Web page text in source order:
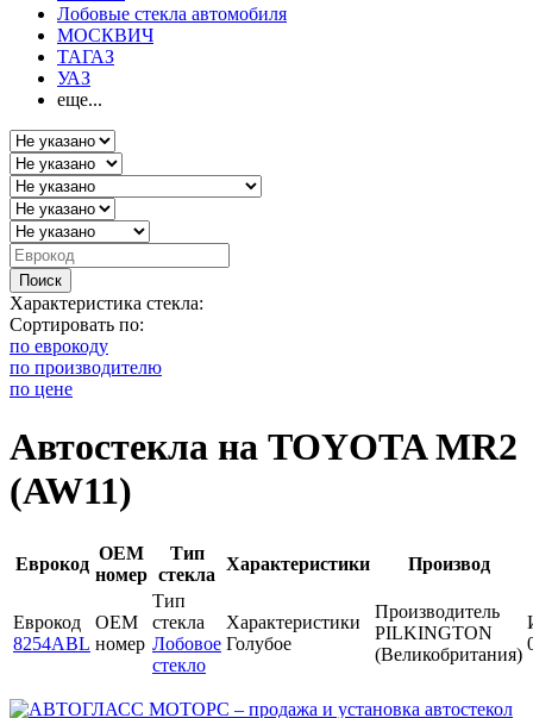
Лобовые стекла автомобиля
МОСКВИЧ
ТАГАЗ
УАЗ
еще...
Поиск
Характеристика стекла:
Сортировать по:
по еврокоду
по производителю
по цене
Автостекла на TOYOTA MR2
(AW11)
Еврокод
OEM
номер
Тип
стекла
Характеристики Производ
Еврокод
8254ABL
OEM
номер
Тип
стекла
Лобовое
стекло
Характеристики
Голубое
Производитель
PILKINGTON
(Великобритания)